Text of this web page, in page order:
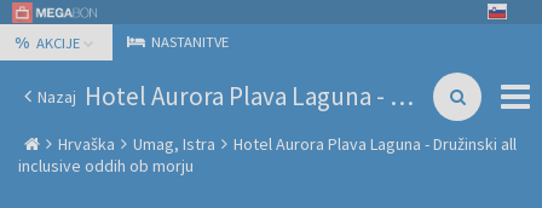
% AKCIJE NASTANITVE
Nazaj Hotel Aurora Plava Laguna - Družinski all inclusive oddih ob morju
Hrvaška Umag, Istra
Hotel Aurora Plava Laguna - Družinski all
inclusive oddih ob morju